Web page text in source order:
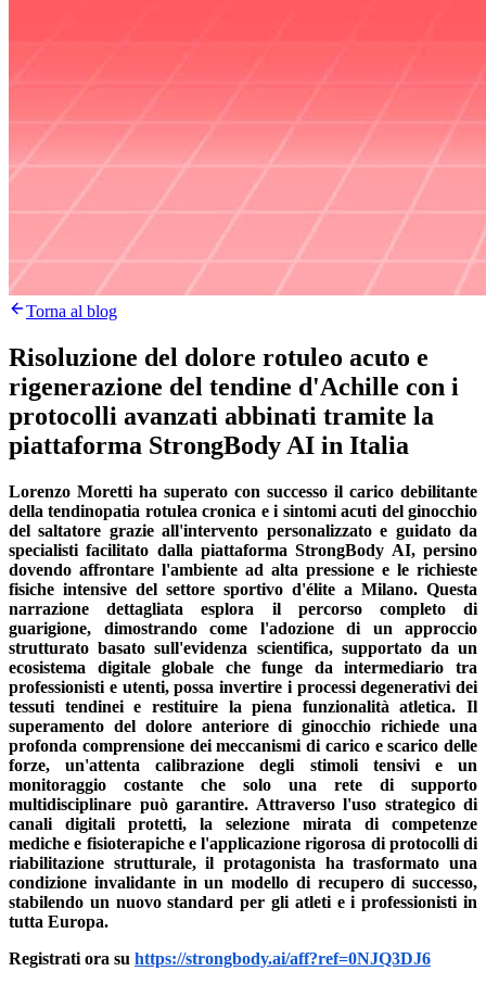
Torna al blog
Risoluzione del dolore rotuleo acuto e
rigenerazione del tendine d'Achille con i
protocolli avanzati abbinati tramite la
piattaforma StrongBody AI in Italia
Lorenzo Moretti ha superato con successo il carico debilitante
della tendinopatia rotulea cronica e i sintomi acuti del ginocchio
del saltatore grazie all'intervento personalizzato e guidato da
specialisti facilitato dalla piattaforma StrongBody AI, persino
dovendo affrontare l'ambiente ad alta pressione e le richieste
fisiche intensive del settore sportivo d'élite a Milano. Questa
narrazione dettagliata esplora il percorso completo di
guarigione, dimostrando come l'adozione di un approccio
strutturato basato sull'evidenza scientifica, supportato da un
ecosistema digitale globale che funge da intermediario tra
professionisti e utenti, possa invertire i processi degenerativi dei
tessuti tendinei e restituire la piena funzionalità atletica. Il
superamento del dolore anteriore di ginocchio richiede una
profonda comprensione dei meccanismi di carico e scarico delle
forze, un'attenta calibrazione degli stimoli tensivi e un
monitoraggio costante che solo una rete di supporto
multidisciplinare può garantire. Attraverso l'uso strategico di
canali digitali protetti, la selezione mirata di competenze
mediche e fisioterapiche e l'applicazione rigorosa di protocolli di
riabilitazione strutturale, il protagonista ha trasformato una
condizione invalidante in un modello di recupero di successo,
stabilendo un nuovo standard per gli atleti e i professionisti in
tutta Europa.
Registrati ora su https://strongbody.ai/aff?ref=0NJQ3DJ6